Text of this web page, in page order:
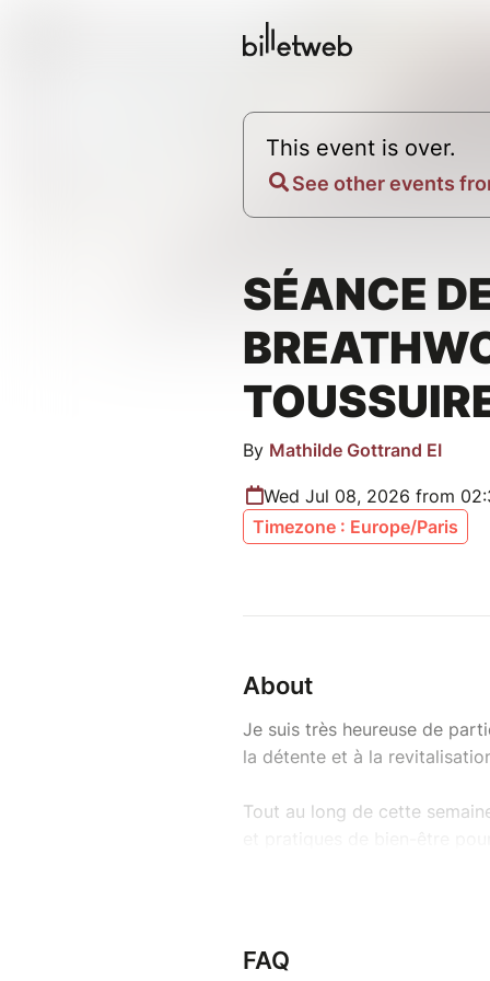
This event is over.
See other events
SÉANCE
By Mathilde Gottrand EI
Wed Jul 08, 2026 from
Timezone : Europe/Paris
About
Je suis très heureuse de
la détente et à la
Tout au long de cette
et pratiques de bien-être
Et dans ce joli cadre, je vous
avec joie.
FAQ